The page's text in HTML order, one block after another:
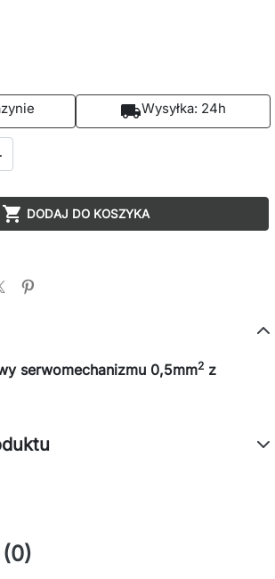
local_shippingWysyłka: 24h
 DODAJ DO KOSZYKA
serwomechanizmu 0,5mm2 z